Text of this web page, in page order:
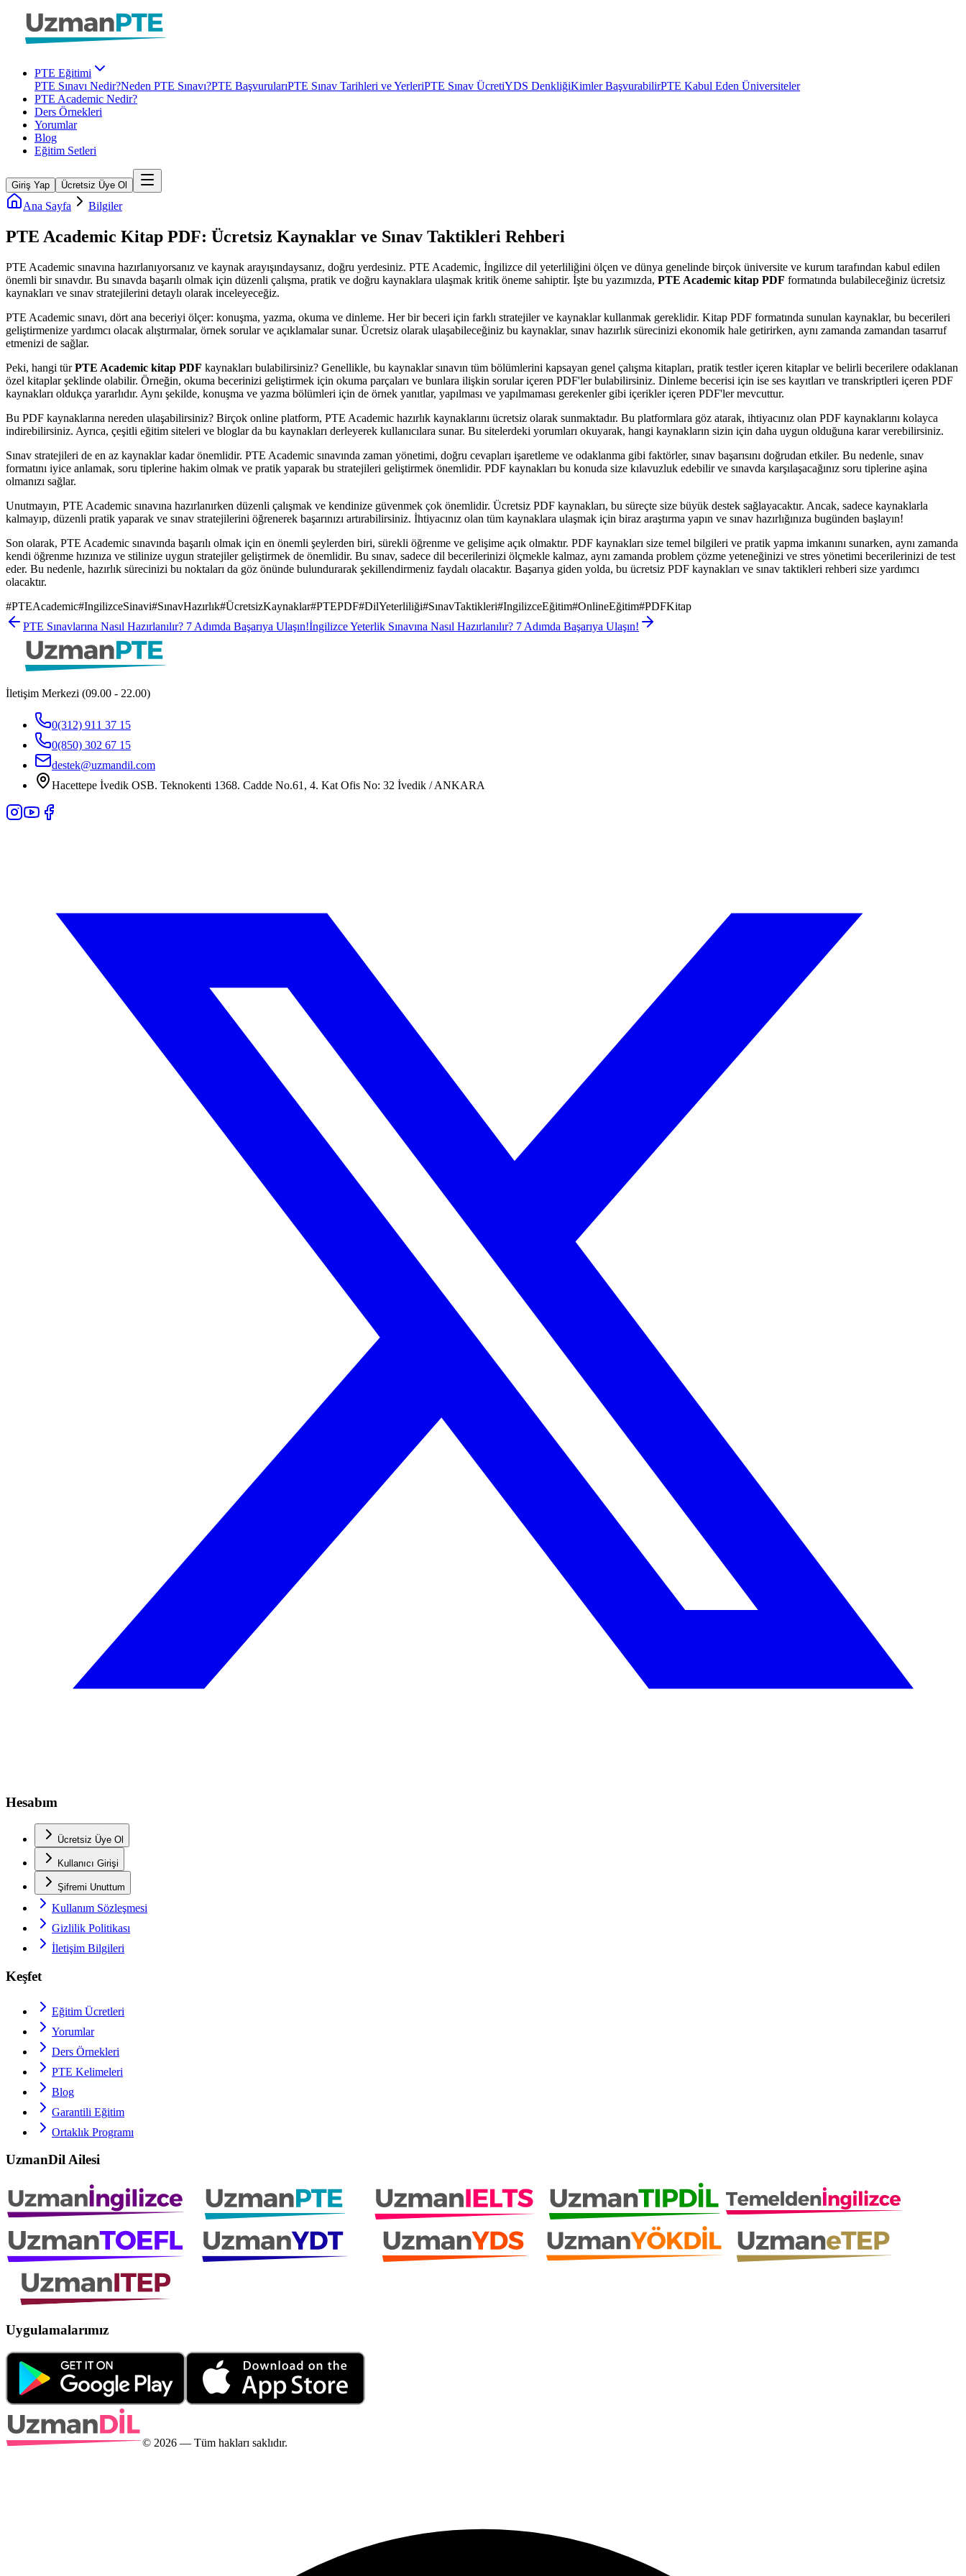
PTE Eğitimi
PTE Sınavı Nedir?Neden PTE Sınavı?PTE BaşvurularıPTE Sınav Tarihleri ve YerleriPTE Sınav ÜcretiYDS DenkliğiKimler BaşvurabilirPTE Kabul Eden Üniversiteler
PTE Academic Nedir?
Ders Örnekleri
Yorumlar
Blog
Eğitim Setleri
Giriş Yap Ücretsiz Üye Ol
Ana Sayfa Bilgiler
PTE Academic Kitap PDF: Ücretsiz Kaynaklar ve Sınav Taktikleri Rehberi
PTE Academic sınavına hazırlanıyorsanız ve kaynak arayışındaysanız, doğru yerdesiniz. PTE Academic, İngilizce dil yeterliliğini ölçen ve dünya genelinde birçok üniversite ve kurum tarafından kabul edilen
önemli bir sınavdır. Bu sınavda başarılı olmak için düzenli çalışma, pratik ve doğru kaynaklara ulaşmak kritik öneme sahiptir. İşte bu yazımızda, PTE Academic kitap PDF formatında bulabileceğiniz ücretsiz
kaynakları ve sınav stratejilerini detaylı olarak inceleyeceğiz.
PTE Academic sınavı, dört ana beceriyi ölçer: konuşma, yazma, okuma ve dinleme. Her bir beceri için farklı stratejiler ve kaynaklar kullanmak gereklidir. Kitap PDF formatında sunulan kaynaklar, bu becerileri
geliştirmenize yardımcı olacak alıştırmalar, örnek sorular ve açıklamalar sunar. Ücretsiz olarak ulaşabileceğiniz bu kaynaklar, sınav hazırlık sürecinizi ekonomik hale getirirken, aynı zamanda zamandan tasarruf
etmenizi de sağlar.
Peki, hangi türPTE Academic kitap PDF kaynakları bulabilirsiniz? Genellikle, bu kaynaklar sınavın tüm bölümlerini kapsayan genel çalışma kitapları, pratik testler içeren kitaplar ve belirli becerilere odaklanan
özel kitaplar şeklinde olabilir. Örneğin, okuma becerinizi geliştirmek için okuma parçaları ve bunlara ilişkin sorular içeren PDF'ler bulabilirsiniz. Dinleme becerisi için ise ses kayıtları ve transkriptleri içeren PDF
kaynakları oldukça yararlıdır. Aynı şekilde, konuşma ve yazma bölümleri için de örnek yanıtlar, yapılması ve yapılmaması gerekenler gibi içerikler içeren PDF'ler mevcuttur.
Bu PDF kaynaklarına nereden ulaşabilirsiniz? Birçok online platform, PTE Academic hazırlık kaynaklarını ücretsiz olarak sunmaktadır. Bu platformlara göz atarak, ihtiyacınız olan PDF kaynaklarını kolayca
indirebilirsiniz. Ayrıca, çeşitli eğitim siteleri ve bloglar da bu kaynakları derleyerek kullanıcılara sunar. Bu sitelerdeki yorumları okuyarak, hangi kaynakların sizin için daha uygun olduğuna karar verebilirsiniz.
Sınav stratejileri de en az kaynaklar kadar önemlidir. PTE Academic sınavında zaman yönetimi, doğru cevapları işaretleme ve odaklanma gibi faktörler, sınav başarısını doğrudan etkiler. Bu nedenle, sınav
formatını iyice anlamak, soru tiplerine hakim olmak ve pratik yaparak bu stratejileri geliştirmek önemlidir. PDF kaynakları bu konuda size kılavuzluk edebilir ve sınavda karşılaşacağınız soru tiplerine aşina
olmanızı sağlar.
Unutmayın, PTE Academic sınavına hazırlanırken düzenli çalışmak ve kendinize güvenmek çok önemlidir. Ücretsiz PDF kaynakları, bu süreçte size büyük destek sağlayacaktır. Ancak, sadece kaynaklarla
kalmayıp, düzenli pratik yaparak ve sınav stratejilerini öğrenerek başarınızı artırabilirsiniz. İhtiyacınız olan tüm kaynaklara ulaşmak için biraz araştırma yapın ve sınav hazırlığınıza bugünden başlayın!
Son olarak, PTE Academic sınavında başarılı olmak için en önemli şeylerden biri, sürekli öğrenme ve gelişime açık olmaktır. PDF kaynakları size temel bilgileri ve pratik yapma imkanını sunarken, aynı zamanda
kendi öğrenme hızınıza ve stilinize uygun stratejiler geliştirmek de önemlidir. Bu sınav, sadece dil becerilerinizi ölçmekle kalmaz, aynı zamanda problem çözme yeteneğinizi ve stres yönetimi becerilerinizi de test
eder. Bu nedenle, hazırlık sürecinizi bu noktaları da göz önünde bulundurarak şekillendirmeniz faydalı olacaktır. Başarıya giden yolda, bu ücretsiz PDF kaynakları ve sınav taktikleri rehberi size yardımcı
olacaktır.
#PTEAcademic#IngilizceSinavi#SınavHazırlık#ÜcretsizKaynaklar#PTEPDF#DilYeterliliği#SınavTaktikleri#IngilizceEğitim#OnlineEğitim#PDFKitap
PTE Sınavlarına Nasıl Hazırlanılır? 7 Adımda Başarıya Ulaşın!İngilizce Yeterlik Sınavına Nasıl Hazırlanılır? 7 Adımda Başarıya Ulaşın!
İletişim Merkezi (09.00 - 22.00)
0(312) 911 37 15
0(850) 302 67 15
destek@uzmandil.com
Hacettepe İvedik OSB. Teknokenti 1368. Cadde No.61, 4. Kat Ofis No: 32 İvedik / ANKARA
Hesabım
Ücretsiz Üye Ol
Kullanıcı Girişi
Şifremi Unuttum
Kullanım Sözleşmesi
Gizlilik Politikası
İletişim Bilgileri
Keşfet
Eğitim Ücretleri
Yorumlar
Ders Örnekleri
PTE Kelimeleri
Blog
Garantili Eğitim
Ortaklık Programı
UzmanDil Ailesi
Uygulamalarımız
© 2026 — Tüm hakları saklıdır.